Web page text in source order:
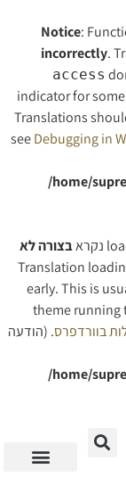
Notice :
incorrectly.
access
indicator for
Translations
seeDebugging in
/home/
בצורה לא
early. This is
theme
בוורדפרס. (הודעה
/home/